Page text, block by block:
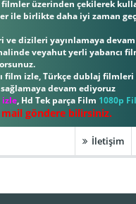
üzerinden çekilerek
ile birlikte daha iyi zaman
ve dizileri yayınlamaya
veyahut yerli yabancı
film izle, Türkçe dublaj filmleri
devam ediyoruz
izle, Hd Tek parça Film 1080p
göndere bilirsiniz.
İletişim